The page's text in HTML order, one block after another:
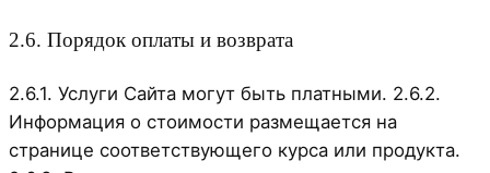
2.6. Порядок оплаты и возврата
2.6.1. Услуги Сайта могут быть платными. 2.6.2.
Информация о стоимости размещается на
странице соответствующего курса или продукта.